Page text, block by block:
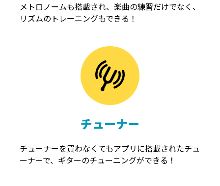
メトロノームも搭載され、楽曲の練習だけでなく、
リズムのトレーニングもできる！
チューナー
チューナーを買わなくてもアプリに搭載されたチュ
ーナーで、ギターのチューニングができる！